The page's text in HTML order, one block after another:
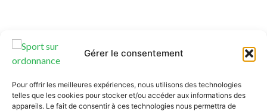
Gérer le consentement
Pour offrir les meilleures expériences, nous utilisons des technologies
telles que les cookies pour stocker et/ou accéder aux informations des
appareils. Le fait de consentir à ces technologies nous permettra de